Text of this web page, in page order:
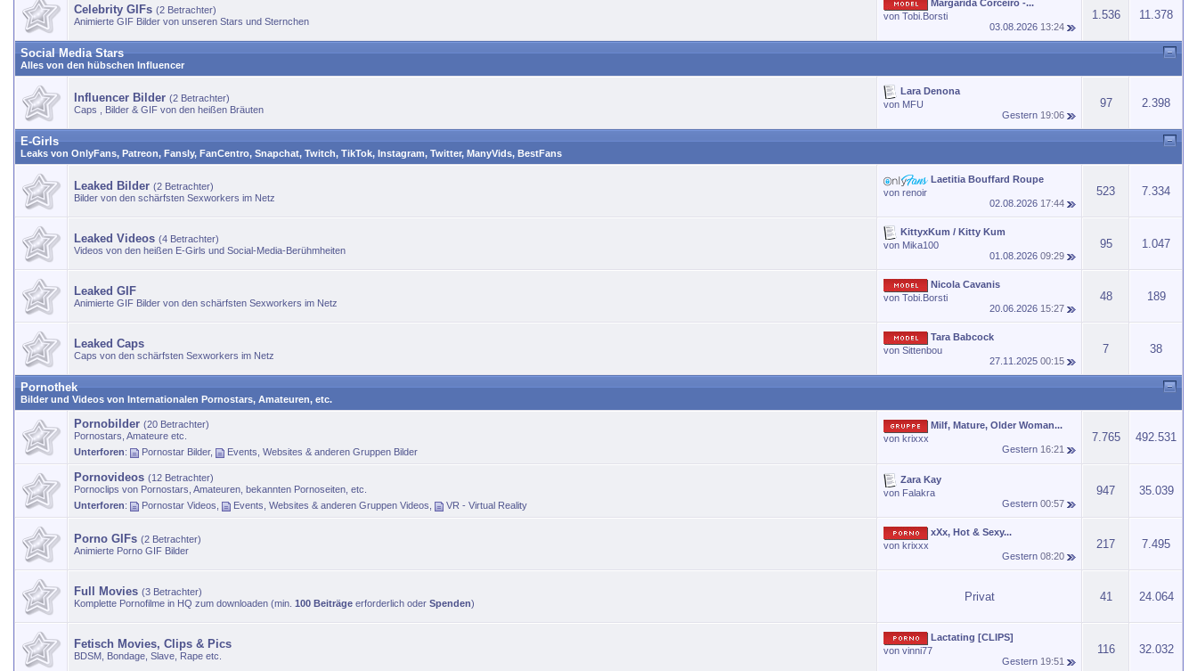
Celebrity GIFs (2 Betrachter)
Animierte GIF Bilder von unseren Stars und Sternchen
Margarida Corceiro -...
von Tobi.Borsti
03.08.2026 13:24
1.536 11.378
Social Media Stars
Alles von den hübschen Influencer
Influencer Bilder (2 Betrachter)
Caps , Bilder & GIF von den heißen Bräuten
Lara Denona
von MFU
Gestern 19:06
97 2.398
E-Girls
Leaks von OnlyFans, Patreon, Fansly, FanCentro, Snapchat, Twitch, TikTok, Instagram, Twitter, ManyVids, BestFans
Leaked Bilder (2 Betrachter)
Bilder von den schärfsten Sexworkers im Netz
Laetitia Bouffard Roupe
von renoir
02.08.2026 17:44
523 7.334
Leaked Videos (4 Betrachter)
Videos von den heißen E-Girls und Social-Media-Berühmheiten
KittyxKum / Kitty Kum
von Mika100
01.08.2026 09:29
95 1.047
Leaked GIF
Animierte GIF Bilder von den schärfsten Sexworkers im Netz
Nicola Cavanis
von Tobi.Borsti
20.06.2026 15:27
48 189
Leaked Caps
Caps von den schärfsten Sexworkers im Netz
Tara Babcock
von Sittenbou
27.11.2025 00:15
7 38
Pornothek
Bilder und Videos von Internationalen Pornostars, Amateuren, etc.
Pornobilder (20 Betrachter)
Pornostars, Amateure etc.
Unterforen: Pornostar Bilder, Events, Websites & anderen Gruppen Bilder
Milf, Mature, Older Woman...
von krixxx
Gestern 16:21
7.765 492.531
Pornovideos (12 Betrachter)
Pornoclips von Pornostars, Amateuren, bekannten Pornoseiten, etc.
Unterforen: Pornostar Videos Events, Websites & anderen Gruppen Videos VR - Virtual Reality
Zara Kay
von Falakra
Gestern 00:57
947 35.039
Porno GIFs (2 Betrachter)
Animierte Porno GIF Bilder
xXx, Hot & Sexy...
von krixxx
Gestern 08:20
217 7.495
Full Movies (3 Betrachter)
Komplette Pornofilme in HQ zum downloaden (min. 100 Beiträge erforderlich oder Spenden) Privat 41 24.064
Fetisch Movies, Clips & Pics
BDSM, Bondage, Slave, Rape etc.
Lactating [CLIPS]
von vinni77
Gestern 19:51
116 32.032